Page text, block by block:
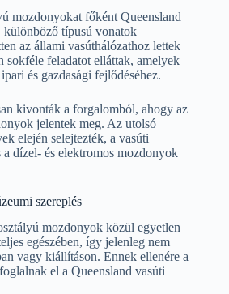
mozdonyokat főként Queensland
különböző típusú vonatok
az állami vasúthálózathoz lettek
sokféle feladatot elláttak, amelyek
és gazdasági fejlődéséhez.
kivonták a forgalomból, ahogy az
jelentek meg. Az utolsó
elején selejtezték, a vasúti
a dízel- és elektromos mozdonyok
szereplés
mozdonyok közül egyetlen
egészében, így jelenleg nem
vagy kiállításon. Ennek ellenére a
el a Queensland vasúti